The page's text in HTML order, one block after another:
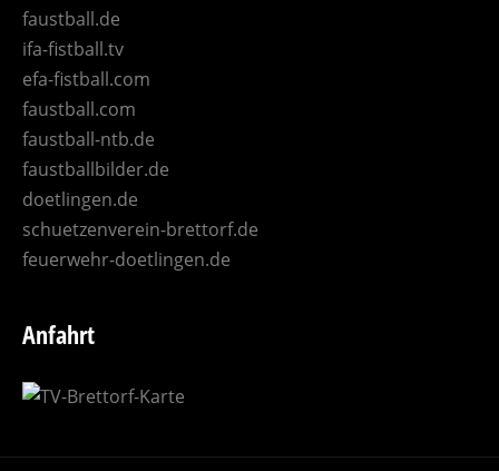
faustball.de
ifa-fistball.tv
efa-fistball.com
faustball.com
faustball-ntb.de
faustballbilder.de
doetlingen.de
schuetzenverein-brettorf.de
feuerwehr-doetlingen.de
Anfahrt